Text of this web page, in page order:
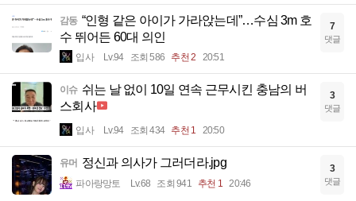
감동 “인형 같은 아이가 가라앉는데”…수심 3m 호
수 뛰어든 60대 의인
입사 Lv.94 조회 586 추천 2 20:51
7
댓글
이슈 쉬는 날 없이 10일 연속 근무시킨 충남의 버
스회사
입사 Lv.94 조회 434 추천 1 20:50
3
댓글
유머 정신과 의사가 그러더라.jpg
파아랑망토 Lv.68 조회 941 추천 1 20:46
3
댓글